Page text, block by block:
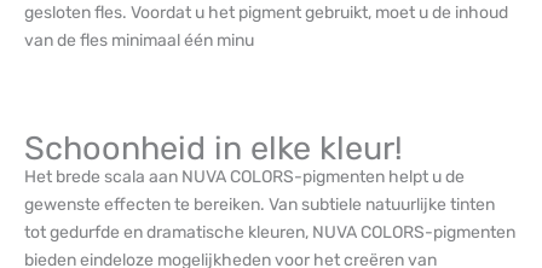
gesloten fles. Voordat u het pigment gebruikt, moet u de inhoud
van de fles minimaal één minu
Schoonheid in elke kleur!
Het brede scala aan NUVA COLORS-pigmenten helpt u de
gewenste effecten te bereiken. Van subtiele natuurlijke tinten
tot gedurfde en dramatische kleuren, NUVA COLORS-pigmenten
bieden eindeloze mogelijkheden voor het creëren van